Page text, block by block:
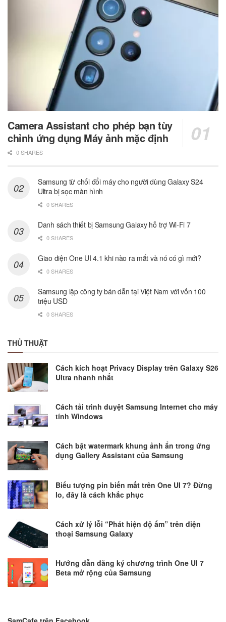
Camera Assistant cho phép bạn tùy
chỉnh ứng dụng Máy ảnh mặc định
0 SHARES
Samsung từ chối đổi máy cho người dùng Galaxy S24
Ultra bị sọc màn hình
0 SHARES
Danh sách thiết bị Samsung Galaxy hỗ trợ Wi-Fi 7
0 SHARES
Giao diện One UI 4.1 khi nào ra mắt và nó có gì mới?
0 SHARES
Samsung lập công ty bán dẫn tại Việt Nam với vốn 100
triệu USD
0 SHARES
THỦ THUẬT
Cách kích hoạt Privacy Display trên Galaxy S26
Ultra nhanh nhất
Cách tải trình duyệt Samsung Internet cho máy
tính Windows
Cách bật watermark khung ảnh ẩn trong ứng
dụng Gallery Assistant của Samsung
Biểu tượng pin biến mất trên One UI 7? Đừng
lo, đây là cách khắc phục
Cách xử lý lỗi “Phát hiện độ ẩm” trên điện
thoại Samsung Galaxy
Hướng dẫn đăng ký chương trình One UI 7
Beta mở rộng của Samsung